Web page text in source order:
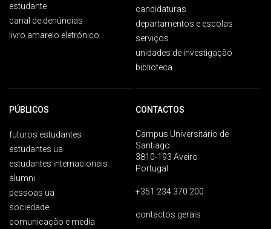
estudante
canal de denúncias
livro amarelo eletrónico
candidaturas
departamentos e escolas
serviços
unidades de investigação
biblioteca
PÚBLICOS
futuros estudantes
estudantes ua
estudantes internacionais
alumni
pessoas ua
sociedade
comunicação e media
CONTACTOS
Campus Universitário de
Santiago
3810-193 Aveiro
Portugal
+351 234 370 200
contactos gerais